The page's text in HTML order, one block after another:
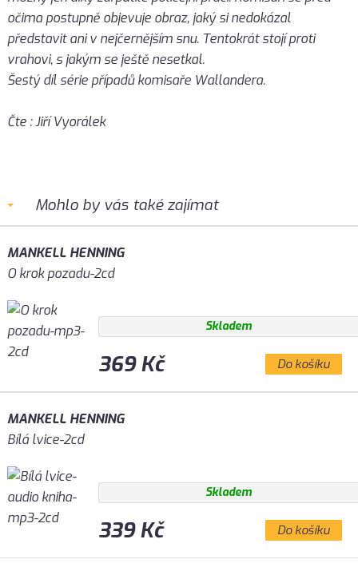
očima postupně objevuje obraz, jaký si nedokázal
představit ani v nejčernějším snu. Tentokrát stojí proti
vrahovi, s jakým se ještě nesetkal.
Šestý díl série případů komisaře Wallandera.
Čte : Jiří Vyorálek
Mohlo by vás také zajímat
MANKELL HENNING
O krok pozadu-2cd
Skladem
369 Kč Do košíku
MANKELL HENNING
Bílá lvice-2cd
Skladem
339 Kč Do košíku